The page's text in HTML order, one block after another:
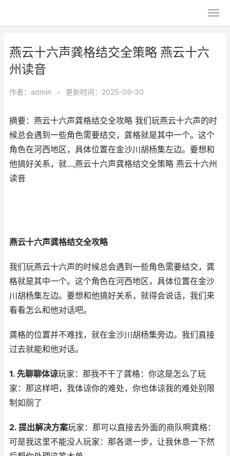
燕云十六声龚格结交全策略 燕云十六
州读音
作者： admin • 更新时间：2025-09-30
摘要：燕云十六声龚格结交全攻略 我们玩燕云十六声的时
候总会遇到一些角色需要结交，龚格就是其中一个。这个
角色在河西地区，具体位置在金沙川胡杨集左边。要想和
他搞好关系，就...,燕云十六声龚格结交全策略 燕云十六州
读音
燕云十六声龚格结交全攻略
我们玩燕云十六声的时候总会遇到一些角色需要结交，龚
格就是其中一个。这个角色在河西地区，具体位置在金沙
川胡杨集左边。要想和他搞好关系，就得会说话，我们来
看看怎么和他对话吧。
龚格的位置并不难找，就在金沙川胡杨集旁边。我们直接
过去就能和他对话。
1. 先聊聊体谅玩家：那我不干了龚格：你这是怎么了玩
家：那这样吧，我体谅你的难处，你也体谅我的难处别限
制如厕了
2. 提出解决方案玩家：那可以直接去外面的商队啊龚格：
可是我这里不能没人玩家：那各退一步，让我休息一下然